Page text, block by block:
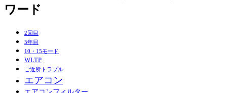
ワード
2回目
5年目
10・15モード
WLTP
ご近所トラブル
エアコン